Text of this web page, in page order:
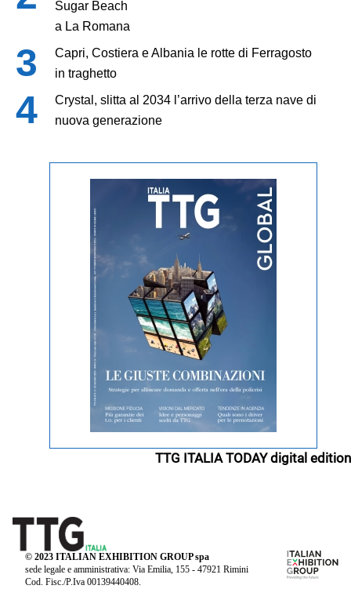
Sugar Beach
a La Romana
Capri, Costiera e Albania le rotte di Ferragosto
in traghetto
Crystal, slitta al 2034 l’arrivo della terza nave di
nuova generazione
TTG ITALIA TODAY digital edition
© 2023 ITALIAN EXHIBITION GROUP spa
sede legale e amministrativa: Via Emilia, 155 - 47921 Rimini
Cod. Fisc./P.Iva 00139440408.